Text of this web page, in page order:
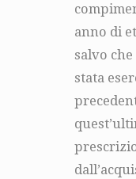
anno di
salvo che
stata